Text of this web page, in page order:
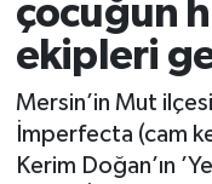
çocuğun
ekipleri
Mersin’in Mut
İmperfecta (cam
Kerim Doğan’ın